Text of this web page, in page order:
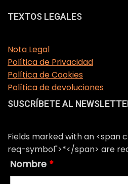
TEXTOS LEGALES
Nota Legal
Política de Privacidad
Política de Cookies
Política de devoluciones
SUSCRÍBETE AL
Fields marked with an <span
req-symbol">*</span> are
Nombre *